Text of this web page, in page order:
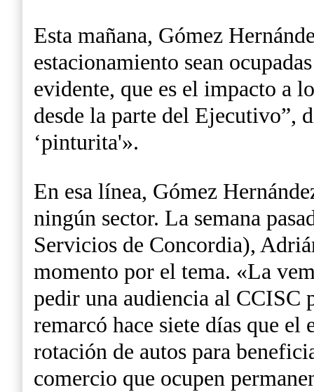
Esta mañana, Gómez
estacionamiento sean
evidente, que es el impacto a
desde la parte del Ejecutivo”,
‘pinturita'».
En esa línea, Gómez
ningún sector. La semana
Servicios de Concordia),
momento por el tema. «La
pedir una audiencia al CCISC
remarcó hace siete días que
rotación de autos para
comercio que ocupen